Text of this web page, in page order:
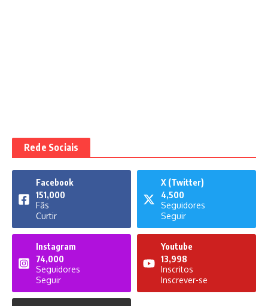
Rede Sociais
Facebook
151,000
Fãs
Curtir
X (Twitter)
4,500
Seguidores
Seguir
Instagram
74,000
Seguidores
Seguir
Youtube
13,998
Inscritos
Inscrever-se